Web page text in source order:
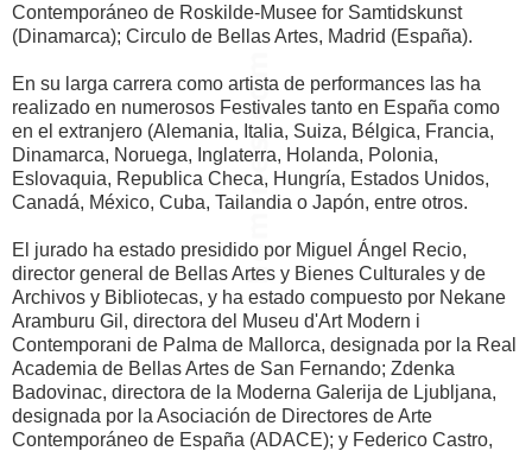
Contemporáneo de Roskilde-Musee for Samtidskunst
(Dinamarca); Circulo de Bellas Artes, Madrid (España).
En su larga carrera como artista de performances las ha
realizado en numerosos Festivales tanto en España como
en el extranjero (Alemania, Italia, Suiza, Bélgica, Francia,
Dinamarca, Noruega, Inglaterra, Holanda, Polonia,
Eslovaquia, Republica Checa, Hungría, Estados Unidos,
Canadá, México, Cuba, Tailandia o Japón, entre otros.
El jurado ha estado presidido por Miguel Ángel Recio,
director general de Bellas Artes y Bienes Culturales y de
Archivos y Bibliotecas, y ha estado compuesto por Nekane
Aramburu Gil, directora del Museu d'Art Modern i
Contemporani de Palma de Mallorca, designada por la Real
Academia de Bellas Artes de San Fernando; Zdenka
Badovinac, directora de la Moderna Galerija de Ljubljana,
designada por la Asociación de Directores de Arte
Contemporáneo de España (ADACE); y Federico Castro,